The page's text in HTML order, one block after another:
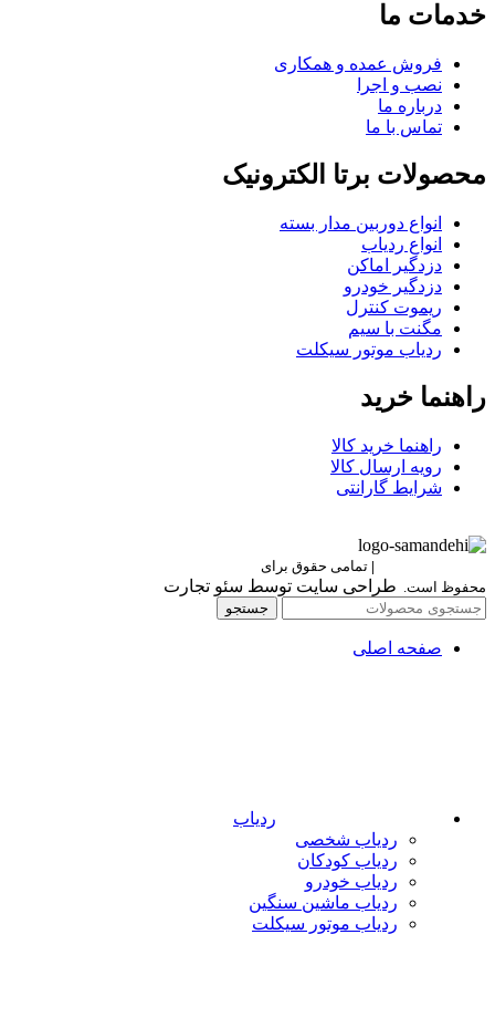
خدمات ما
فروش عمده و همکاری
نصب و اجرا
درباره ما
تماس با ما
محصولات برتا الکترونیک
انواع دوربین مدار بسته
انواع ردیاب
دزدگیر اماکن
دزدگیر خودرو
ریموت کنترل
مگنت با سیم
ردیاب موتور سیکلت
راهنما خرید
راهنما خرید کالا
رویه ارسال کالا
شرایط گارانتی
| تمامی حقوق برای
محفوظ است. طراحی سایت توسط سئو تجارت
جستجو
صفحه اصلی
ردیاب
ردیاب شخصی
ردیاب کودکان
ردیاب خودرو
ردیاب ماشین سنگین
ردیاب موتور سیکلت